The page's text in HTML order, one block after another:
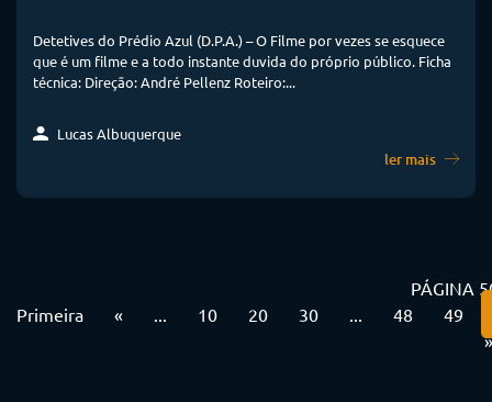
Detetives do Prédio Azul (D.P.A.) – O Filme por vezes se esquece
que é um filme e a todo instante duvida do próprio público. Ficha
técnica: Direção: André Pellenz Roteiro:...
Lucas Albuquerque
ler mais
PÁGINA
Primeira
« 10 20 30 48
49
»